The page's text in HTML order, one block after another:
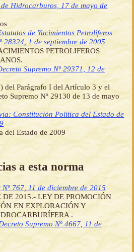
Hidrocarburos, 17 de mayo de
de Yacimientos Petroliferos
28324, 1 de septiembre de 2005
PETROLIFEROS
Supremo Nº 29371, 12 de
del Parágrafo I del Artículo 3 y el
Supremo Nº 29130 de 13 de mayo
Constitución Política del Estado de
del Estado de 2009
a esta norma
767, 11 de diciembre de 2015
DE 2015.- LEY DE PROMOCIÓN
EN EXPLORACIÓN Y
.
Supremo Nº 4667, 11 de